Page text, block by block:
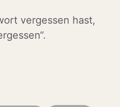
vergessen hast,